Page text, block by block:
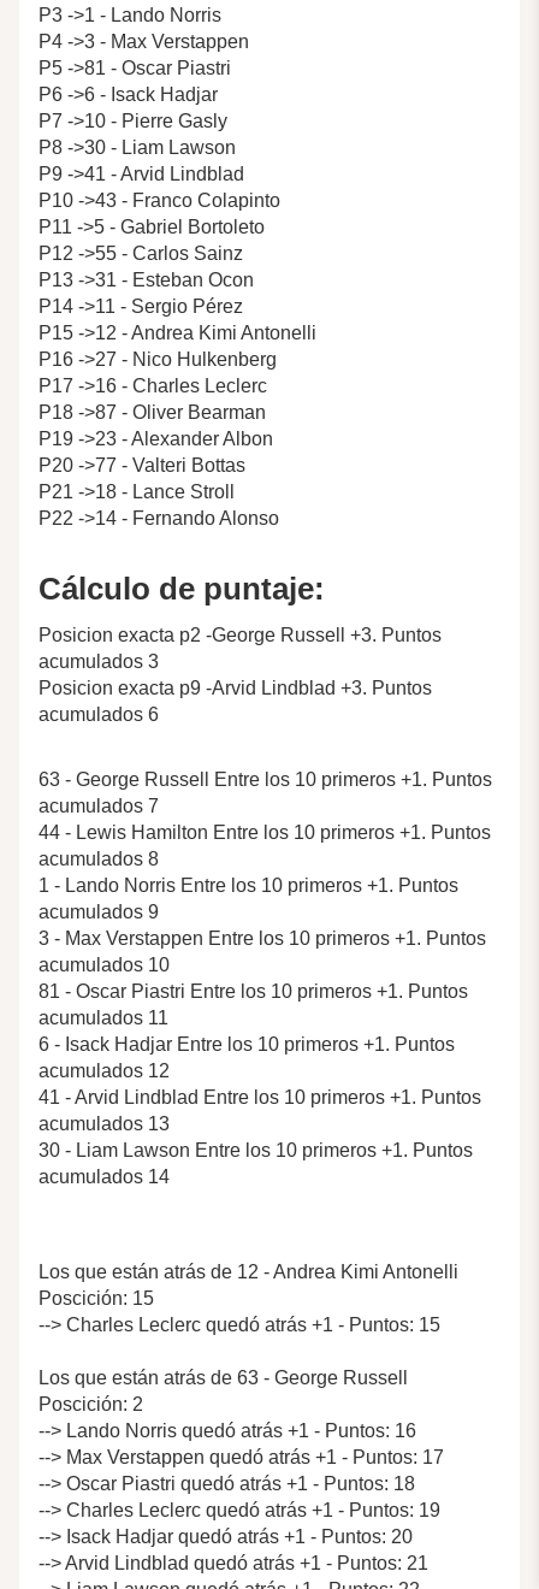
P3 ->1 - Lando Norris
P4 ->3 - Max Verstappen
P5 ->81 - Oscar Piastri
P6 ->6 - Isack Hadjar
P7 ->10 - Pierre Gasly
P8 ->30 - Liam Lawson
P9 ->41 - Arvid Lindblad
P10 ->43 - Franco Colapinto
P11 ->5 - Gabriel Bortoleto
P12 ->55 - Carlos Sainz
P13 ->31 - Esteban Ocon
P14 ->11 - Sergio Pérez
P15 ->12 - Andrea Kimi Antonelli
P16 ->27 - Nico Hulkenberg
P17 ->16 - Charles Leclerc
P18 ->87 - Oliver Bearman
P19 ->23 - Alexander Albon
P20 ->77 - Valteri Bottas
P21 ->18 - Lance Stroll
P22 ->14 - Fernando Alonso
Cálculo de puntaje:
Posicion exacta p2 -George Russell +3. Puntos
acumulados 3
Posicion exacta p9 -Arvid Lindblad +3. Puntos
acumulados 6
63 - George Russell Entre los 10 primeros +1. Puntos
acumulados 7
44 - Lewis Hamilton Entre los 10 primeros +1. Puntos
acumulados 8
1 - Lando Norris Entre los 10 primeros +1. Puntos
acumulados 9
3 - Max Verstappen Entre los 10 primeros +1. Puntos
acumulados 10
81 - Oscar Piastri Entre los 10 primeros +1. Puntos
acumulados 11
6 - Isack Hadjar Entre los 10 primeros +1. Puntos
acumulados 12
41 - Arvid Lindblad Entre los 10 primeros +1. Puntos
acumulados 13
30 - Liam Lawson Entre los 10 primeros +1. Puntos
acumulados 14
Los que están atrás de 12 - Andrea Kimi Antonelli
Poscición: 15
--> Charles Leclerc quedó atrás +1 - Puntos: 15
Los que están atrás de 63 - George Russell
Poscición: 2
--> Lando Norris quedó atrás +1 - Puntos: 16
--> Max Verstappen quedó atrás +1 - Puntos: 17
--> Oscar Piastri quedó atrás +1 - Puntos: 18
--> Charles Leclerc quedó atrás +1 - Puntos: 19
--> Isack Hadjar quedó atrás +1 - Puntos: 20
--> Arvid Lindblad quedó atrás +1 - Puntos: 21